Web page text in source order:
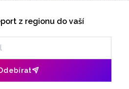
(ČHMÚ). Téměř stoletý
Nejvyšší teplota v kraji však
na Olomoucku a to
rekordy padly na řadě
z regionu do vaší